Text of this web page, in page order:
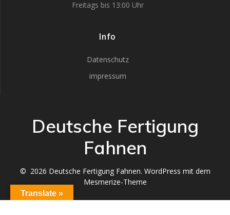
Freitags bis 13:00 Uhr
Info
Datenschutz
impressum
Deutsche Fertigung
Fahnen
© 2026 Deutsche Fertigung Fahnen. WordPress mit dem
Mesmerize-Theme
Translate »